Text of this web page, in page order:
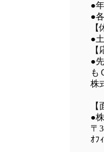
●
●
●
●
も
株
●
〒
ｵﾌ